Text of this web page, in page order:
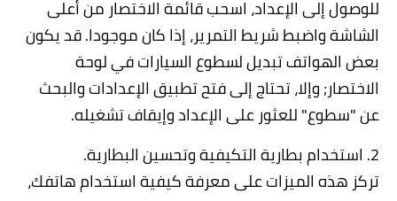
للوصول إلى الإعداد، اسحب قائمة الاختصار من أعلى
الشاشة واضبط شريط التمرير، إذا كان موجودا. قد يكون
بعض الهواتف تبديل لسطوع السيارات في لوحة
الاختصار; وإلا، تحتاج إلى فتح تطبيق الإعدادات والبحث
عن "سطوع" للعثور على الإعداد وإيقاف تشغيله.
2. استخدام بطارية التكيفية وتحسين البطارية.
تركز هذه الميزات على معرفة كيفية استخدام هاتفك،